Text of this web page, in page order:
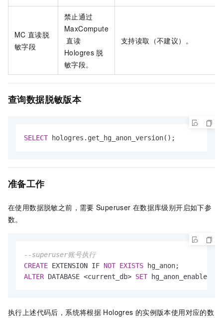
MC 直读脱
敏字段
禁止通过
MaxCompute
直读
Hologres 脱
敏字段。
支持读取（不建议）。
查询数据脱敏版本
SELECT hologres.get_hg_anon_version();
准备工作
在使用数据脱敏之前，需要 Superuser 在数据库级别开启如下参
数。
--superuser账号执行
CREATE EXTENSION IF NOT EXISTS
ALTER DATABASE <current_db> SET hg_anon_enable
执行上述代码后，系统将根据 Hologres 的实例版本使用对应的数